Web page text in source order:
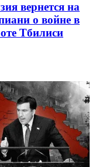
вернется на
о войне в
Тбилиси